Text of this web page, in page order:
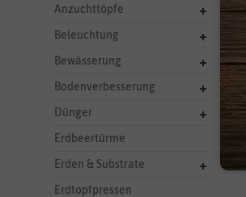
Anzuchttöpfe
Beleuchtung
Bewässerung
Bodenverbesserung
Dünger
Erdbeertürme
Erden & Substrate
Erdtopfpressen